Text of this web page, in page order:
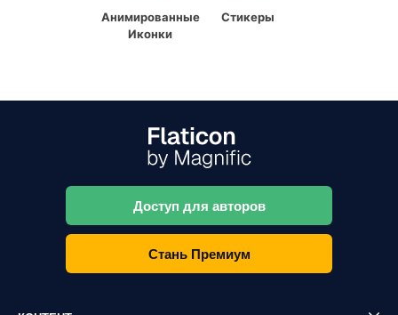
Анимированные
Иконки
Стикеры
Доступ для авторов
Стань Премиум